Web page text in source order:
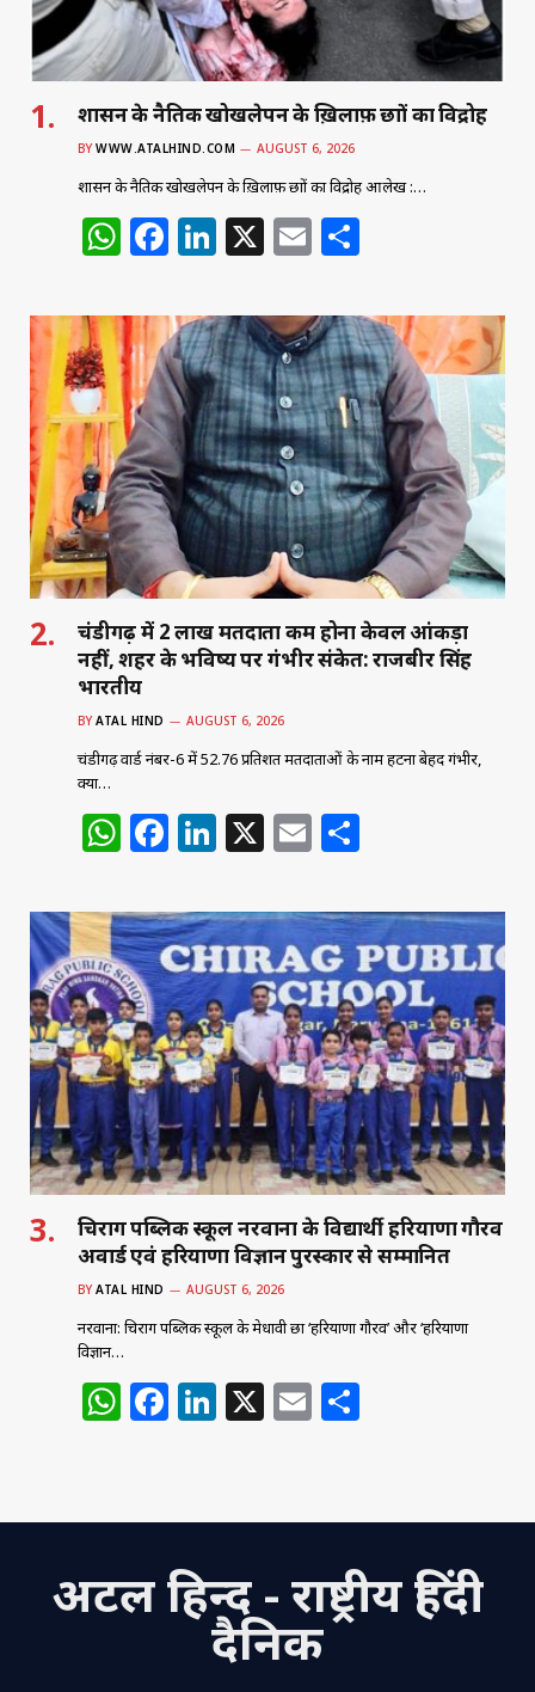
शासन के नैतिक खोखलेपन के ख़िलाफ़ छात्रों का विद्रोह
BY WWW.ATALHIND.COM AUGUST 6, 2026
शासन के नैतिक खोखलेपन के ख़िलाफ़ छात्रों का विद्रोह आलेख :…
W
at
s
A
p
p
F
c
e
b
o
o
k
Li
k
e
dI
n
X E
ai
l
ar
e
चंडीगढ़ में 2 लाख मतदाता कम होना केवल आंकड़ा
नहीं, शहर के भविष्य पर गंभीर संकेत: राजबीर सिंह
भारतीय
BY ATAL HIND AUGUST 6, 2026
चंडीगढ़ वार्ड नंबर-6 में 52.76 प्रतिशत मतदाताओं के नाम हटना बेहद गंभीर,
क्या…
W
at
s
A
p
p
F
c
e
b
o
o
k
Li
k
e
dI
n
X E
ai
l
ar
e
चिराग पब्लिक स्कूल नरवाना के विद्यार्थी हरियाणा गौरव
अवार्ड एवं हरियाणा विज्ञान पुरस्कार से सम्मानित
BY ATAL HIND AUGUST 6, 2026
नरवाना: चिराग पब्लिक स्कूल के मेधावी छात्र ‘हरियाणा गौरव’ और ‘हरियाणा
विज्ञान…
W
s
p
p
F
e
o
o
Li
e
n
X E
l e
अटल हिन्द - राष्ट्रीय हिंदी
दैनिक